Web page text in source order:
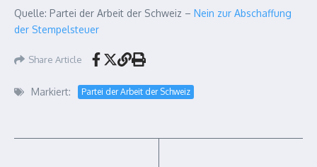
Quelle: Partei der Arbeit der Schweiz – Nein zur Abschaffung
der Stempelsteuer
Share Article
Markiert: Partei der Arbeit der Schweiz